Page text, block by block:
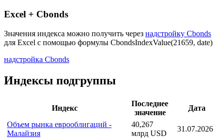
Excel + Cbonds
Значения индекса можно получить через надстройку Cbonds
для Excel с помощью формулы CbondsIndexValue(21659, date)
надстройка Cbonds
Индексы подгруппы
Индекс
Последнее
значение
Дата
Объем рынка еврооблигаций -
Малайзия
40,267
млрд USD
31.07.2026